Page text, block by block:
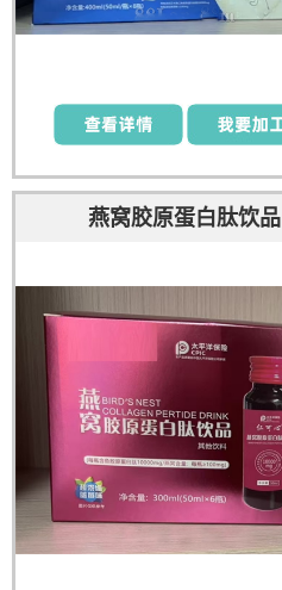
燕窝胶原蛋白肽饮品